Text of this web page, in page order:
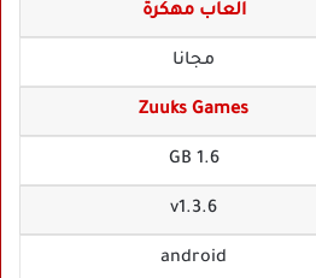
العاب مهكرة
مجانا
Zuuks Games
1.6 GB
v1.3.6
android